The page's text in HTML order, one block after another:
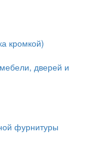
кромкой)
дверей и
фурнитуры